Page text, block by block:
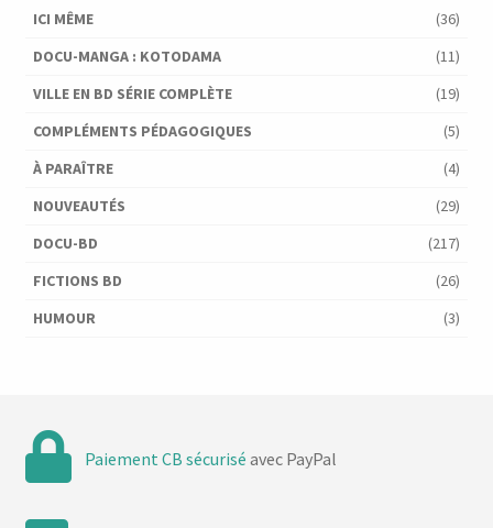
ICI MÊME
(36)
DOCU-MANGA : KOTODAMA
(11)
VILLE EN BD SÉRIE COMPLÈTE
(19)
COMPLÉMENTS PÉDAGOGIQUES
(5)
À PARAÎTRE
(4)
NOUVEAUTÉS
(29)
DOCU-BD
(217)
FICTIONS BD
(26)
HUMOUR
(3)
Paiement CB sécurisé avec PayPal